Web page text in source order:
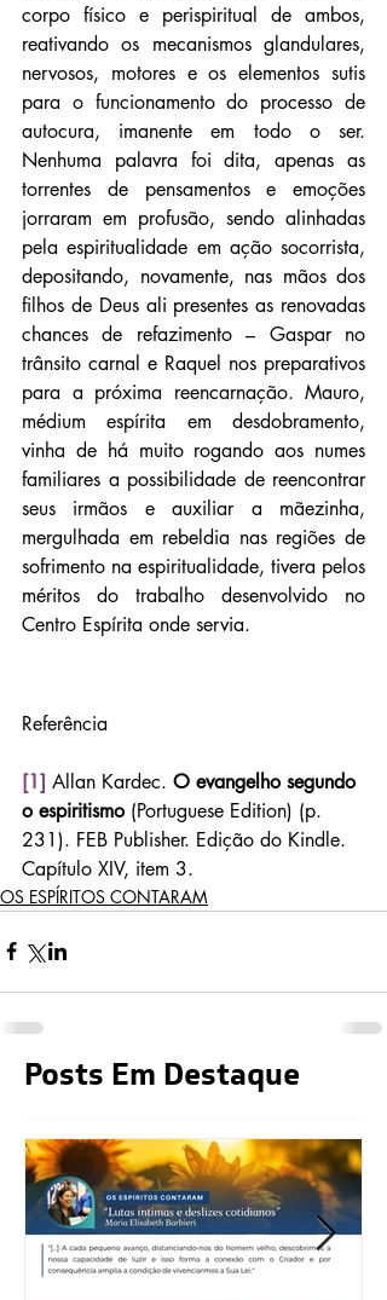
corpo físico e perispiritual de ambos,
reativando os mecanismos glandulares,
nervosos, motores e os elementos sutis
para o funcionamento do processo de
autocura, imanente em todo o ser.
Nenhuma palavra foi dita, apenas as
torrentes de pensamentos e emoções
jorraram em profusão, sendo alinhadas
pela espiritualidade em ação socorrista,
depositando, novamente, nas mãos dos
filhos de Deus ali presentes as renovadas
chances de refazimento – Gaspar no
trânsito carnal e Raquel nos preparativos
para a próxima reencarnação. Mauro,
médium espírita em desdobramento,
vinha de há muito rogando aos numes
familiares a possibilidade de reencontrar
seus irmãos e auxiliar a mãezinha,
mergulhada em rebeldia nas regiões de
sofrimento na espiritualidade, tivera pelos
méritos do trabalho desenvolvido no
Centro Espírita onde servia.
Referência
[1] Allan Kardec. O evangelho segundo
o espiritismo (Portuguese Edition) (p.
231). FEB Publisher. Edição do Kindle.
Capítulo XIV, item 3.
OS ESPÍRITOS CONTARAM
Posts Em Destaque